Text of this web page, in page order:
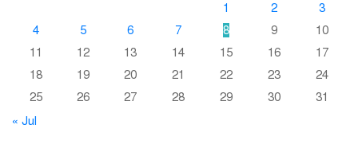
1
2
3
4
5 6 7 8 9
10
11
12 13 14 15 16
17
18
19 20 21 22 23
24
25
26 27 28 29 30
31
« Jul